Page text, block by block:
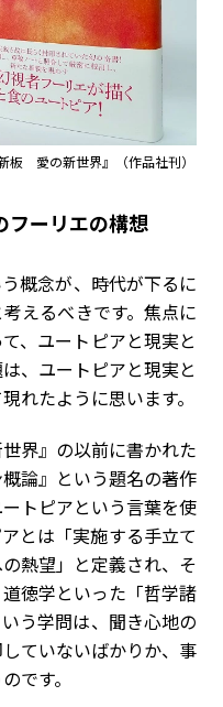
板 愛の新世界』（作品社刊）
フーリエの構想
概念が、時代が下るに
えるべきです。焦点に
、ユートピアと現実と
、ユートピアと現実と
れたように思います。
界』の以前に書かれた
論』という題名の著作
トピアという言葉を使
とは「実施する手立て
熱望」と定義され、そ
徳学といった「哲学諸
う学問は、聞き心地の
ていないばかりか、事
です。